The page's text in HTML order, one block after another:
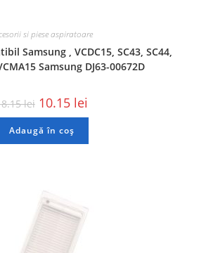
si piese aspiratoare
Samsung , VCDC15, SC43, SC44,
Samsung DJ63-00672D
lei 10.15 lei
Adaugă în coș